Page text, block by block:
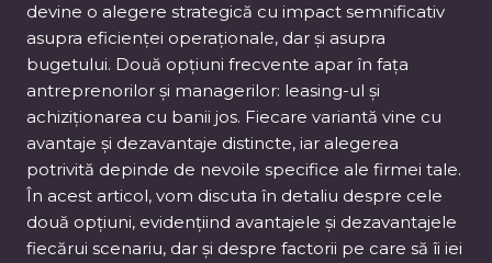
devine o alegere strategică cu impact semnificativ
asupra eficienței operaționale, dar și asupra
bugetului. Două opțiuni frecvente apar în fața
antreprenorilor și managerilor: leasing-ul și
achiziționarea cu banii jos. Fiecare variantă vine cu
avantaje și dezavantaje distincte, iar alegerea
potrivită depinde de nevoile specifice ale firmei tale.
În acest articol, vom discuta în detaliu despre cele
două opțiuni, evidențiind avantajele și dezavantajele
fiecărui scenariu, dar și despre factorii pe care să îi iei